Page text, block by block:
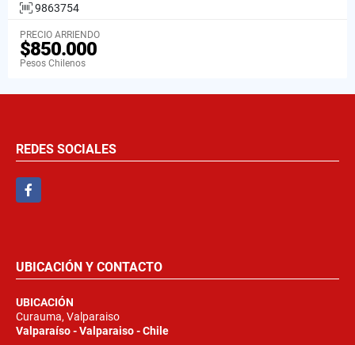
9863754
PRECIO ARRIENDO
$850.000
Pesos Chilenos
REDES SOCIALES
Facebook
UBICACIÓN Y CONTACTO
UBICACIÓN
Curauma, Valparaiso
Valparaíso - Valparaiso - Chile